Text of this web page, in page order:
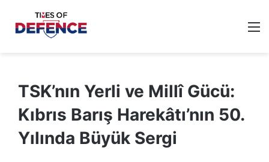
TSK’nın Yerli ve Millî Gücü:
Kıbrıs Barış Harekâtı’nın 50.
Yılında Büyük Sergi